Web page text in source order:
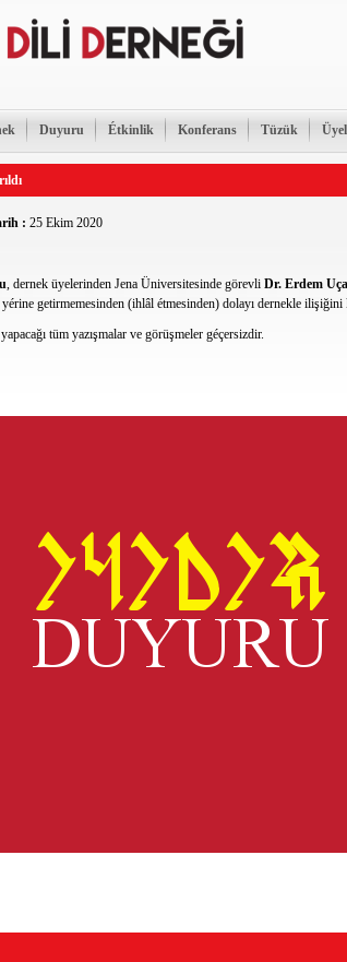
Duyuru Étkinlik Konferans Tüzük
: 25 Ekim 2020
, dernek üyelerinden Jena Üniversitesinde görevli Dr. Erdem
getirmemesinden (ihlâl étmesinden) dolayı dernekle
tüm yazışmalar ve görüşmeler géçersizdir.